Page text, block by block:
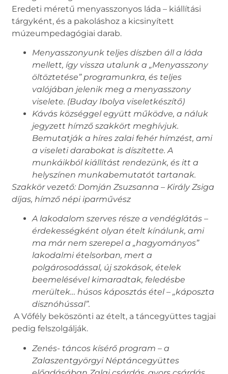
Eredeti méretű menyasszonyos láda – kiállítási
tárgyként, és a pakoláshoz a kicsinyített
múzeumpedagógiai darab.
Menyasszonyunk teljes díszben áll a láda
mellett, így vissza utalunk a „Menyasszony
öltöztetése” programunkra, és teljes
valójában jelenik meg a menyasszony
viselete. (Buday Ibolya viseletkészítő)
Kávás községgel együtt működve, a náluk
jegyzett hímző szakkört meghívjuk.
Bemutatják a híres zalai fehér hímzést, ami
a viseleti darabokat is díszítette. A
munkáikból kiállítást rendezünk, és itt a
helyszínen munkabemutatót tartanak.
Szakkör vezető: Domján Zsuzsanna – Király Zsiga
díjas, hímző népi iparművész
A lakodalom szerves része a vendéglátás –
érdekességként olyan ételt kínálunk, ami
ma már nem szerepel a „hagyományos”
lakodalmi ételsorban, mert a
polgárosodással, új szokások, ételek
beemelésével kimaradtak, feledésbe
merültek… húsos káposztás étel – „káposzta
disznóhússal”.
A Vőfély beköszönti az ételt, a táncegyüttes tagjai
pedig felszolgálják.
Zenés- táncos kísérő program – a
Zalaszentgyörgyi Néptáncegyüttes